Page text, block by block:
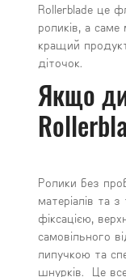
Rollerblade це
роликів, а саме
кращий
діточок.
Якщо
Ролики без
матеріалів та
фіксацією,
самовільного
липучкою та
шнурків. Це